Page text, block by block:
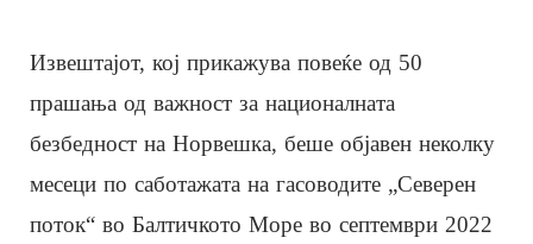
Извештајот, кој прикажува повеќе од 50
прашања од важност за националната
безбедност на Норвешка, беше објавен неколку
месеци по саботажата на гасоводите „Северен
поток“ во Балтичкото Море во септември 2022